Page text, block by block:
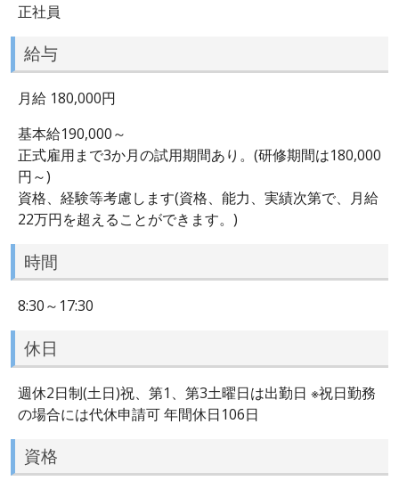
正社員
給与
月給 180,000円
基本給190,000～
正式雇用まで3か月の試用期間あり。(研修期間は180,000
円～)
資格、経験等考慮します(資格、能力、実績次第で、月給
22万円を超えることができます。)
時間
8:30～17:30
休日
週休2日制(土日)祝、第1、第3土曜日は出勤日 ※祝日勤務
の場合には代休申請可 年間休日106日
資格